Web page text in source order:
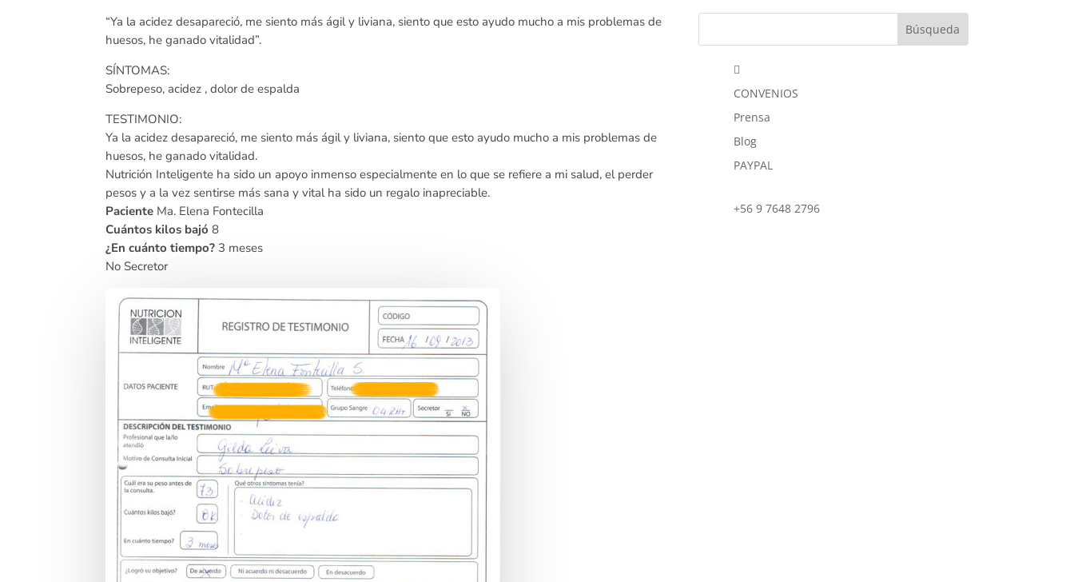
“Ya la acidez desapareció, me siento más ágil y liviana, siento que esto ayudo mucho a mis problemas de
huesos, he ganado vitalidad”.
SÍNTOMAS:
Sobrepeso, acidez , dolor de espalda
TESTIMONIO:
Ya la acidez desapareció, me siento más ágil y liviana, siento que esto ayudo mucho a mis problemas de
huesos, he ganado vitalidad.
Nutrición Inteligente ha sido un apoyo inmenso especialmente en lo que se refiere a mi salud, el perder
pesos y a la vez sentirse más sana y vital ha sido un regalo inapreciable.
Paciente Ma. Elena Fontecilla
Cuántos kilos bajó 8
¿En cuánto tiempo? 3 meses
No Secretor

CONVENIOS
Prensa
Blog
PAYPAL
+56 9 7648 2796